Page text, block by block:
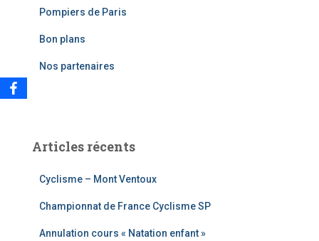
Pompiers de Paris
Bon plans
Nos partenaires
Articles récents
Cyclisme – Mont Ventoux
Championnat de France Cyclisme SP
Annulation cours « Natation enfant »